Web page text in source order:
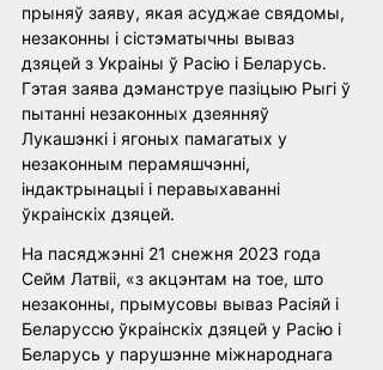
прыняў заяву, якая асуджае свядомы,
незаконны і сістэматычны вываз
дзяцей з Украіны ў Расію і Беларусь.
Гэтая заява дэманструе пазіцыю Рыгі ў
пытанні незаконных дзеянняў
Лукашэнкі і ягоных памагатых у
незаконным перамяшчэнні,
індактрынацыі і перавыхаванні
ўкраінскіх дзяцей.
На пасяджэнні 21 снежня 2023 года
Сейм Латвіі, «з акцэнтам на тое, што
незаконны, прымусовы вываз Расіяй і
Беларуссю ўкраінскіх дзяцей у Расію і
Беларусь у парушэнне міжнароднага